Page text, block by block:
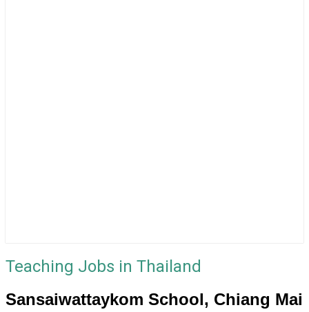
Teaching Jobs in Thailand
Sansaiwattaykom School, Chiang Mai